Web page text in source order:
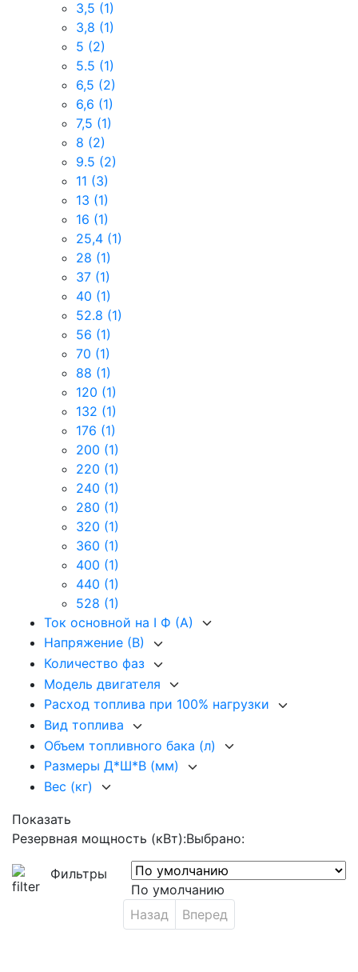
3,5 (1)
3,8 (1)
5 (2)
5.5 (1)
6,5 (2)
6,6 (1)
7,5 (1)
8 (2)
9.5 (2)
11 (3)
13 (1)
16 (1)
25,4 (1)
28 (1)
37 (1)
40 (1)
52.8 (1)
56 (1)
70 (1)
88 (1)
120 (1)
132 (1)
176 (1)
200 (1)
220 (1)
240 (1)
280 (1)
320 (1)
360 (1)
400 (1)
440 (1)
528 (1)
Ток основной на I Ф (А)
Напряжение (В)
Количество фаз
Модель двигателя
Расход топлива при 100% нагрузки
Вид топлива
Объем топливного бака (л)
Размеры Д*Ш*В (мм)
Вес (кг)
Показать
Резервная мощность (кВт):Выбрано:
Фильтры
По умолчанию
Назад
Вперед